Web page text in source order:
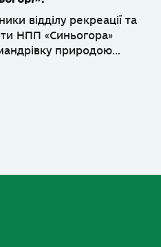
відділу рекреації та
НПП «Синьогора»
природою...